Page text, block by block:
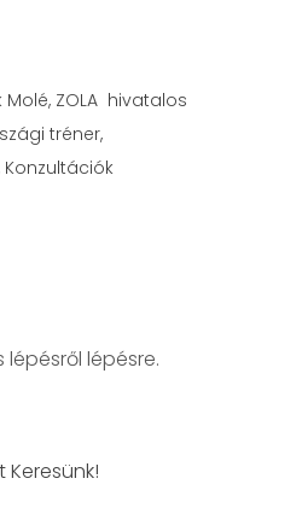
Molé, ZOLA hivatalos
tréner,
lépésre.
Keresünk!